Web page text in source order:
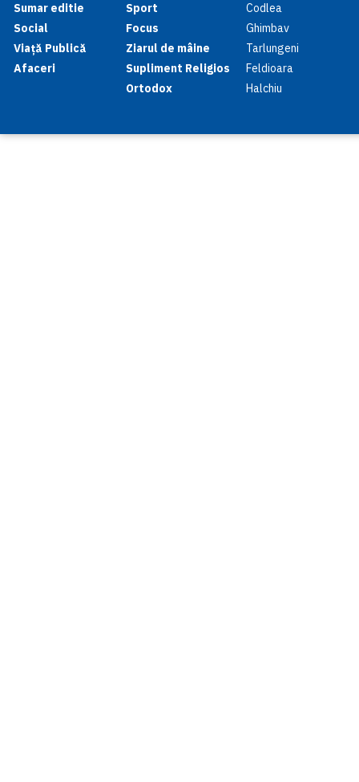
Sumar editie
Social
Viață Publică
Afaceri
Sport
Focus
Ziarul de mâine
Supliment Religios
Ortodox
Codlea
Ghimbav
Tarlungeni
Feldioara
Halchiu